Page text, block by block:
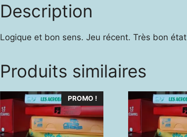
Description
Logique et bon sens. Jeu récent. Très bon état
Produits similaires
PROMO !